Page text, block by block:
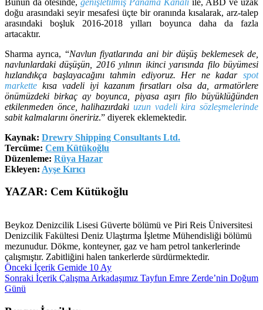
doğu arasındaki seyir mesafesi üçte bir oranında kısalarak, arz-talep
arasındaki boşluk 2016-2018 yılları boyunca daha da fazla
artacaktır.
Sharma ayrıca, “Navlun fiyatlarında ani bir düşüş beklemesek de,
navlunlardaki düşüşün, 2016 yılının ikinci yarısında filo büyümesi
hızlandıkça başlayacağını tahmin ediyoruz. Her ne kadar spot
markette kısa vadeli iyi kazanım fırsatları olsa da, armatörlere
önümüzdeki birkaç ay boyunca, piyasa aşırı filo büyüklüğünden
etkilenmeden önce, halihazırdaki uzun vadeli kira sözleşmelerinde
sabit kalmalarını öneririz.” diyerek eklemektedir.
Kaynak: Drewry Shipping Consultants Ltd.
Tercüme: Cem Kütükoğlu
Düzenleme: Rüya Hazar
Ekleyen: Ayşe Kırıcı
YAZAR: Cem Kütükoğlu
Beykoz Denizcilik Lisesi Güverte bölümü ve Piri Reis Üniversitesi
Denizcilik Fakültesi Deniz Ulaştırma İşletme Mühendisliği bölümü
mezunudur. Dökme, konteyner, gaz ve ham petrol tankerlerinde
çalışmıştır. Zabitliğini halen tankerlerde sürdürmektedir.
Önceki İçerik Gemide 10 Ay
Sonraki İçerik Çalışma Arkadaşımız Tayfun Emre Zerde’nin Doğum
Günü